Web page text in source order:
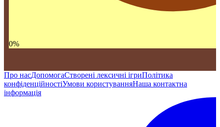
0%
Про насДопомогаСтворені лексичні ігриПолітика
конфіденційностіУмови користуванняНаша контактна
інформація